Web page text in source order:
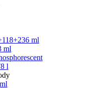
ml
ml
l